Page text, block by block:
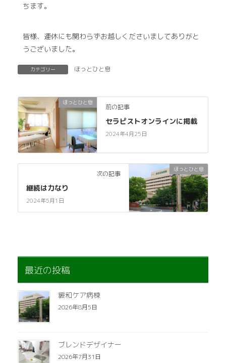
ちます。
皆様、連休にも関わらずお越しくださいましてありがと
うございました。
カテゴリー ほっとひと息
ほっとひと息
前の記事
セラピストオンラインに掲載
2024年4月25日
ほっとひと息
次の記事
継続は力なり
2024年5月1日
最近の投稿
緩和ケア病棟
2026年8月5日
ブレンドデザイナー
2026年7月31日